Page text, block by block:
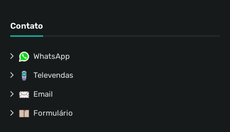
Contato
WhatsApp
Televendas
Email
Formulário